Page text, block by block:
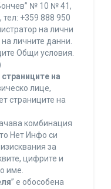
№ 10 № 41,
+359 888 950
на лични
личните данни.
Общи условия.
на
лице,
страниците на
комбинация
Нет Инфо си
за
цифрите и
име.
” е обособена